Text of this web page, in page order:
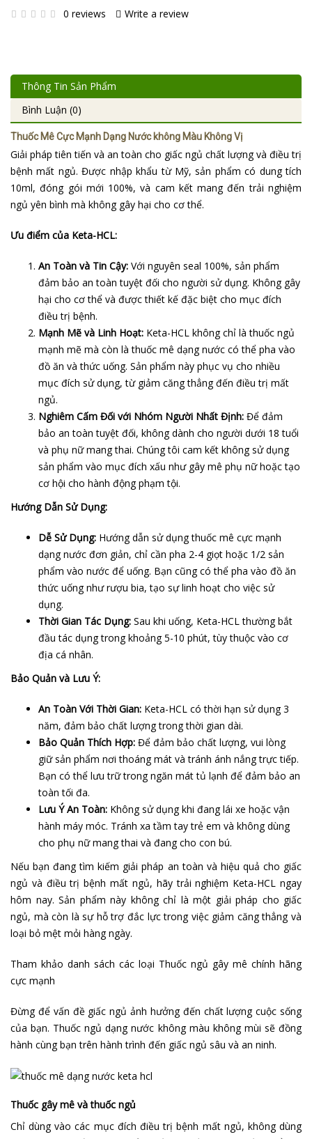
0 reviews Write a review
Thông Tin Sản Phẩm
Bình Luận (0)
Thuốc Mê Cực Mạnh Dạng Nước không Màu Không Vị
Giải pháp tiên tiến và an toàn cho giấc ngủ chất lượng và điều trị
bệnh mất ngủ. Được nhập khẩu từ Mỹ, sản phẩm có dung tích
10ml, đóng gói mới 100%, và cam kết mang đến trải nghiệm
ngủ yên bình mà không gây hại cho cơ thể.
Ưu điểm của Keta-HCL:
An Toàn và Tin Cậy: Với nguyên seal 100%, sản phẩm
đảm bảo an toàn tuyệt đối cho người sử dụng. Không gây
hại cho cơ thể và được thiết kế đặc biệt cho mục đích
điều trị bệnh.
Mạnh Mẽ và Linh Hoạt: Keta-HCL không chỉ là thuốc ngủ
mạnh mẽ mà còn là thuốc mê dạng nước có thể pha vào
đồ ăn và thức uống. Sản phẩm này phục vụ cho nhiều
mục đích sử dụng, từ giảm căng thẳng đến điều trị mất
ngủ.
Nghiêm Cấm Đối với Nhóm Người Nhất Định: Để đảm
bảo an toàn tuyệt đối, không dành cho người dưới 18 tuổi
và phụ nữ mang thai. Chúng tôi cam kết không sử dụng
sản phẩm vào mục đích xấu như gây mê phụ nữ hoặc tạo
cơ hội cho hành động phạm tội.
Hướng Dẫn Sử Dụng:
Dễ Sử Dụng: Hướng dẫn sử dụng thuốc mê cực mạnh
dạng nước đơn giản, chỉ cần pha 2-4 giọt hoặc 1/2 sản
phẩm vào nước để uống. Bạn cũng có thể pha vào đồ ăn
thức uống như rượu bia, tạo sự linh hoạt cho việc sử
dụng.
Thời Gian Tác Dụng: Sau khi uống, Keta-HCL thường bắt
đầu tác dụng trong khoảng 5-10 phút, tùy thuộc vào cơ
địa cá nhân.
Bảo Quản và Lưu Ý:
An Toàn Với Thời Gian: Keta-HCL có thời hạn sử dụng 3
năm, đảm bảo chất lượng trong thời gian dài.
Bảo Quản Thích Hợp: Để đảm bảo chất lượng, vui lòng
giữ sản phẩm nơi thoáng mát và tránh ánh nắng trực tiếp.
Bạn có thể lưu trữ trong ngăn mát tủ lạnh để đảm bảo an
toàn tối đa.
Lưu Ý An Toàn: Không sử dụng khi đang lái xe hoặc vận
hành máy móc. Tránh xa tầm tay trẻ em và không dùng
cho phụ nữ mang thai và đang cho con bú.
Nếu bạn đang tìm kiếm giải pháp an toàn và hiệu quả cho giấc
ngủ và điều trị bệnh mất ngủ, hãy trải nghiệm Keta-HCL ngay
hôm nay. Sản phẩm này không chỉ là một giải pháp cho giấc
ngủ, mà còn là sự hỗ trợ đắc lực trong việc giảm căng thẳng và
loại bỏ mệt mỏi hàng ngày.
Tham khảo danh sách các loại Thuốc ngủ gây mê chính hãng
cực mạnh
Đừng để vấn đề giấc ngủ ảnh hưởng đến chất lượng cuộc sống
của bạn. Thuốc ngủ dạng nước không màu không mùi sẽ đồng
hành cùng bạn trên hành trình đến giấc ngủ sâu và an ninh.
Thuốc gây mê và thuốc ngủ
Chỉ dùng vào các mục đích điều trị bệnh mất ngủ, không dùng